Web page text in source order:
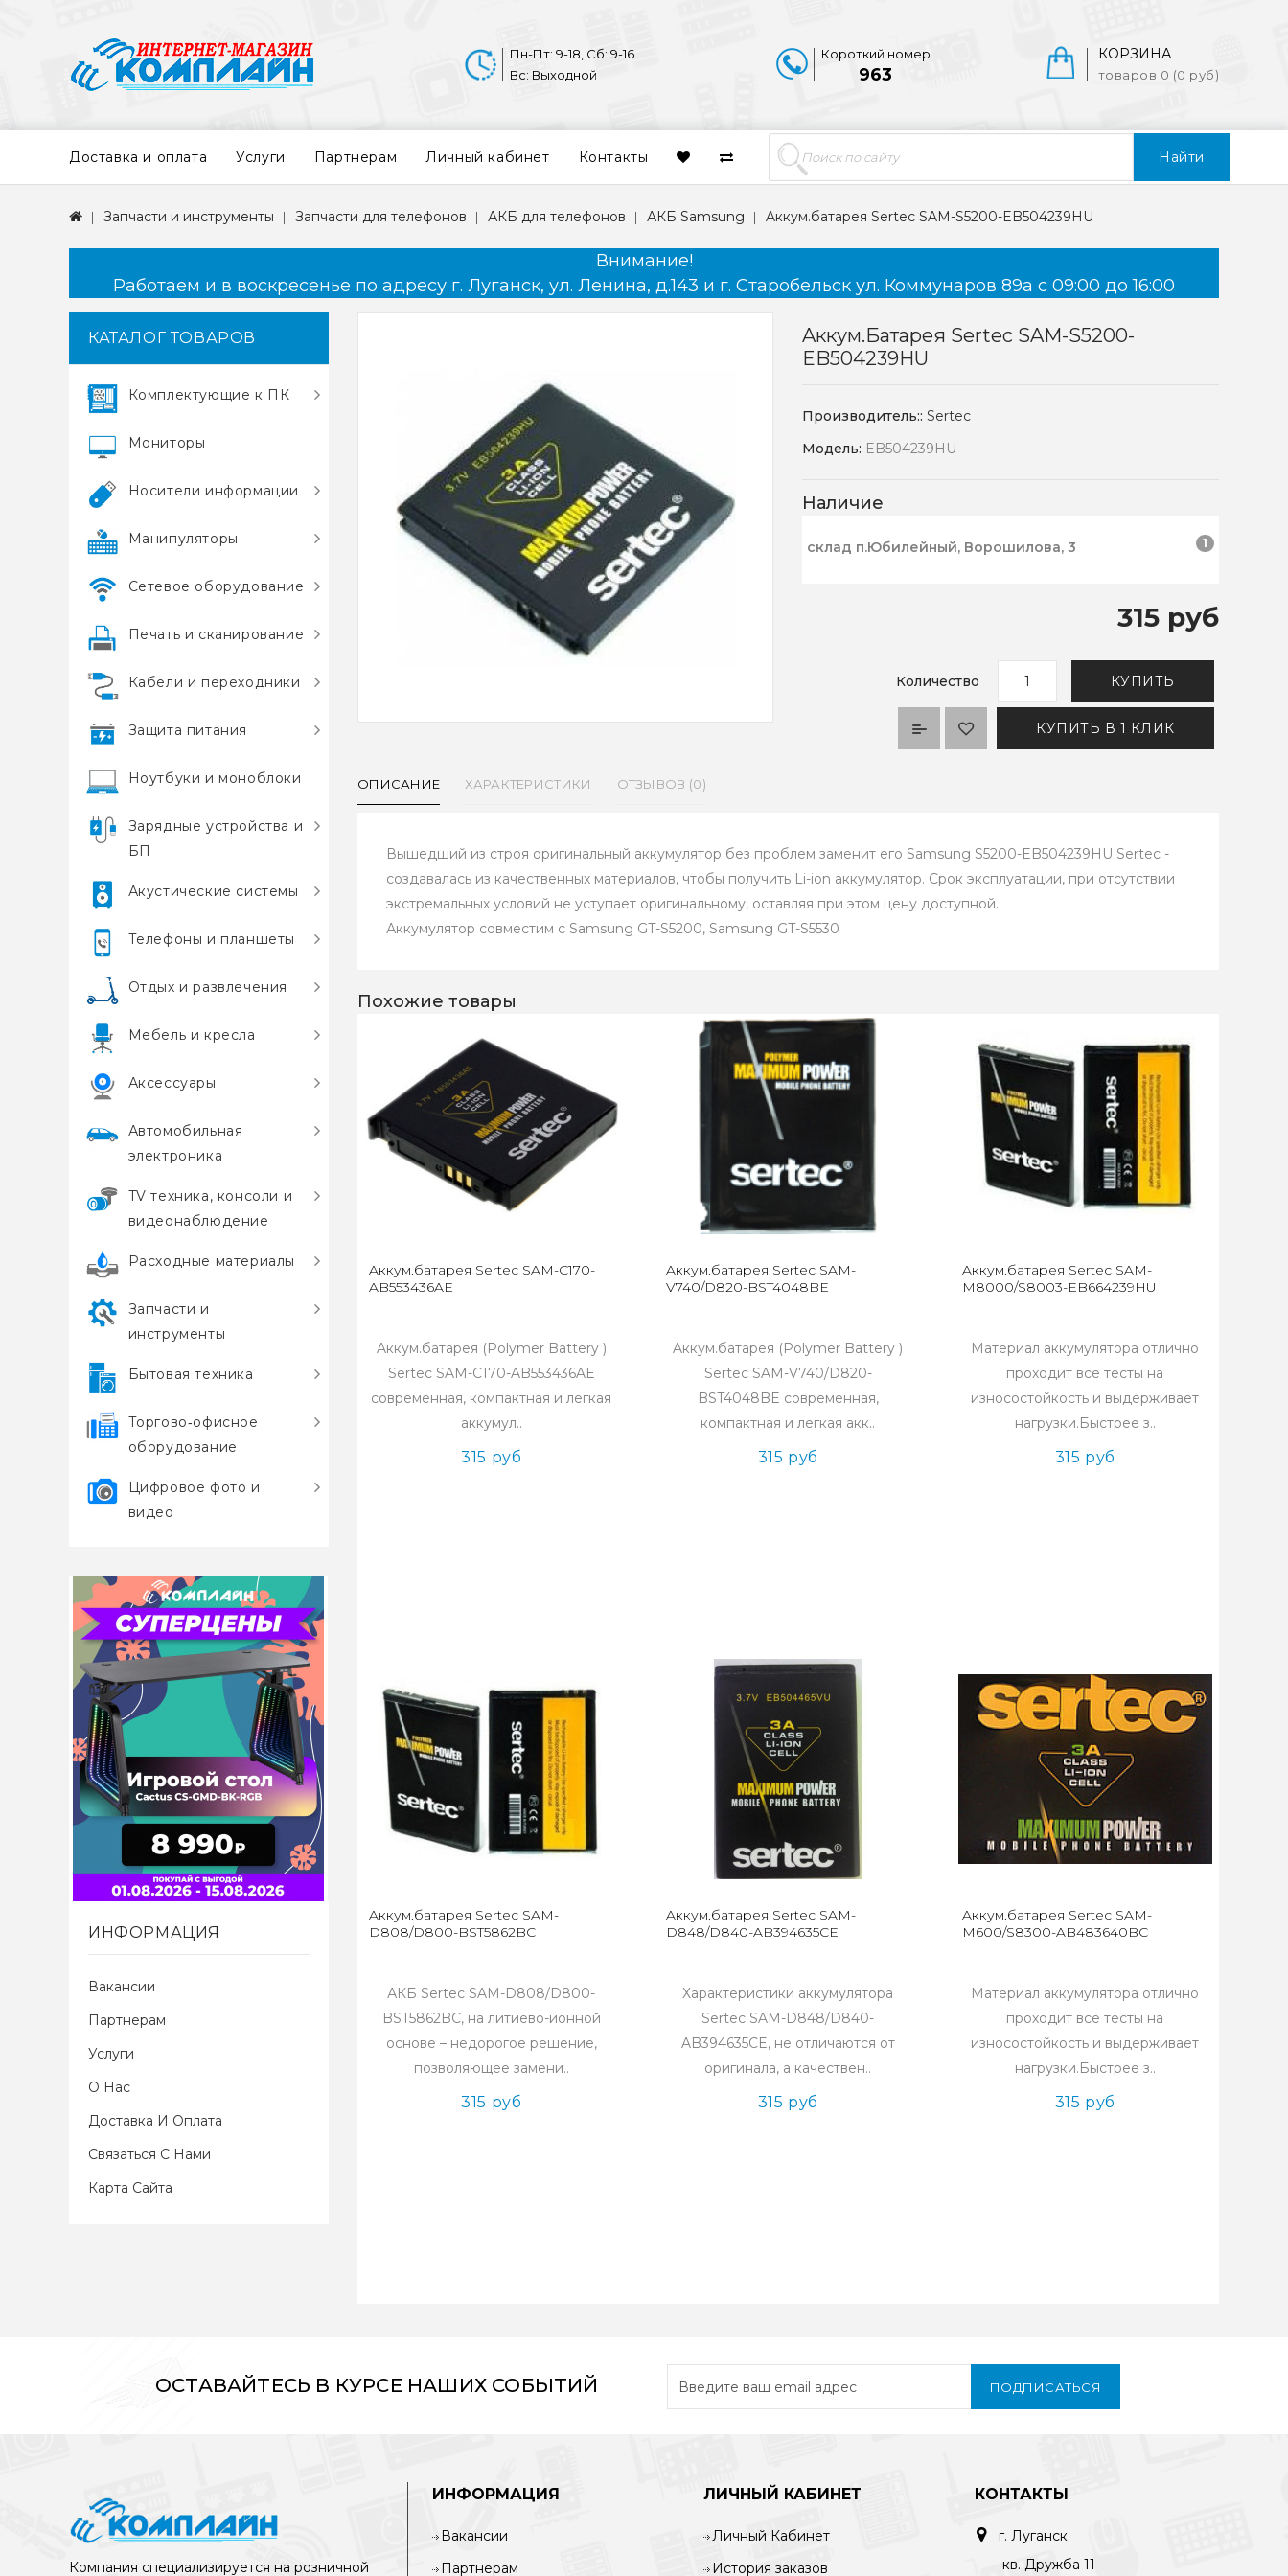
Найти
КОРЗИНА
товаров 0 (0 руб)
Короткий номер
963
Пн-Пт: 9-18, Сб: 9-16
Вс: Выходной
Доставка и оплата Услуги Партнерам Личный кабинет Контакты
Запчасти и инструменты Запчасти для телефонов АКБ для телефонов АКБ Samsung Aккум.батарея Sertec SAM-S5200-EB504239HU
Внимание!
Работаем и в воскресенье по адресу г. Луганск, ул. Ленина, д.143 и г. Старобельск ул. Коммунаров 89а с 09:00 до 16:00
КАТАЛОГ ТОВАРОВ
Комплектующие к ПК
Мониторы
Носители информации
Манипуляторы
Сетевое оборудование
Печать и сканирование
Кабели и переходники
Защита питания
Ноутбуки и моноблоки
Зарядные устройства и
БП
Акустические системы
Телефоны и планшеты
Отдых и развлечения
Мебель и кресла
Аксессуары
Автомобильная
электроника
TV техника, консоли и
видеонаблюдение
Расходные материалы
Запчасти и
инструменты
Бытовая техника
Торгово‑офисное
оборудование
Цифровое фото и
видео
ИНФОРМАЦИЯ
Вакансии
Партнерам
Услуги
О Нас
Доставка И Оплата
Связаться С Нами
Карта Сайта
Aккум.батарея Sertec SAM-S5200-
EB504239HU
Производитель::Sertec
Модель: EB504239HU
Наличие
склад п.Юбилейный, Ворошилова, 3 1
315 руб
Количество КУПИТЬ
КУПИТЬ В 1 КЛИК
ОПИСАНИЕ ХАРАКТЕРИСТИКИ ОТЗЫВОВ (0)
Вышедший из строя оригинальный аккумулятор без проблем заменит его Samsung S5200-EB504239HU Sertec -
создавалась из качественных материалов, чтобы получить Li-ion аккумулятор. Срок эксплуатации, при отсутствии
экстремальных условий не уступает оригинальному, оставляя при этом цену доступной.
Аккумулятор совместим с Samsung GT-S5200, Samsung GT-S5530
Похожие товары
Aккум.батарея Sertec SAM-С170-
AB553436AE
Aккум.батарея (Polymer Battery )
Sertec SAM-С170-AB553436AE
современная, компактная и легкая
аккумул..
315 руб
Aккум.батарея Sertec SAM-
V740/D820-BST4048BE
Aккум.батарея (Polymer Battery )
Sertec SAM-V740/D820-
BST4048BE современная,
компактная и легкая акк..
315 руб
Aккум.батарея Sertec SAM-
M8000/S8003-EB664239HU
Материал аккумулятора отлично
проходит все тесты на
износостойкость и выдерживает
нагрузки.Быстрее з..
315 руб
Aккум.батарея Sertec SAM-
D808/D800-BST5862BC
АКБ Sertec SAM-D808/D800-
BST5862BC, на литиево-ионной
основе – недорогое решение,
позволяющее замени..
315 руб
Aккум.батарея Sertec SAM-
D848/D840-AB394635CE
Характеристики аккумулятора
Sertec SAM-D848/D840-
AB394635CE, не отличаются от
оригинала, а качествен..
315 руб
Aккум.батарея Sertec SAM-
M600/S8300-AB483640BC
Материал аккумулятора отлично
проходит все тесты на
износостойкость и выдерживает
нагрузки.Быстрее з..
315 руб
ОСТАВАЙТЕСЬ В КУРСЕ НАШИХ СОБЫТИЙ ПОДПИСАТЬСЯ
Компания специализируется на розничной
ИНФОРМАЦИЯ
Вакансии
Партнерам
ЛИЧНЫЙ КАБИНЕТ
Личный Кабинет
История заказов
КОНТАКТЫ
г. Луганск
кв. Дружба 11